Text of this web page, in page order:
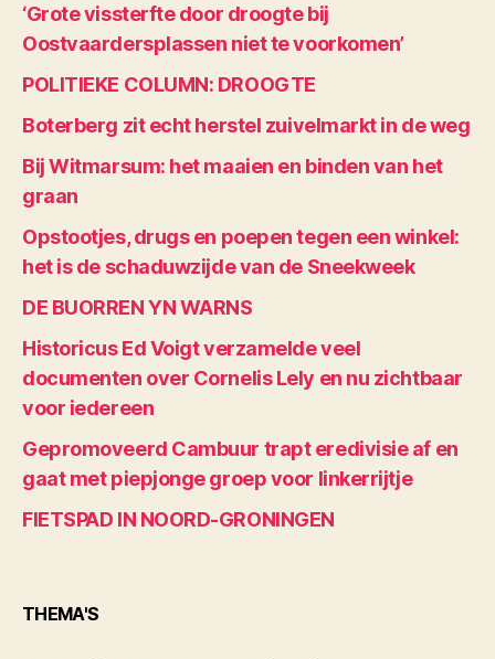
‘Grote vissterfte door droogte bij
Oostvaardersplassen niet te voorkomen’
POLITIEKE COLUMN: DROOGTE
Boterberg zit echt herstel zuivelmarkt in de weg
Bij Witmarsum: het maaien en binden van het
graan
Opstootjes, drugs en poepen tegen een winkel:
het is de schaduwzijde van de Sneekweek
DE BUORREN YN WARNS
Historicus Ed Voigt verzamelde veel
documenten over Cornelis Lely en nu zichtbaar
voor iedereen
Gepromoveerd Cambuur trapt eredivisie af en
gaat met piepjonge groep voor linkerrijtje
FIETSPAD IN NOORD-GRONINGEN
THEMA'S